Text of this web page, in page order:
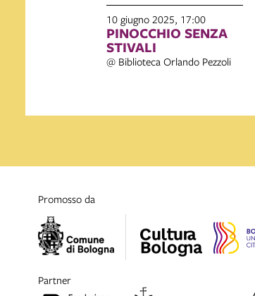
10 giugno 2025, 17:00
PINOCCHIO SENZA
STIVALI
@ Biblioteca Orlando Pezzoli
promosso da
partner